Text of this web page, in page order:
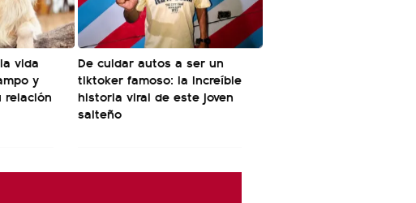
vida
y
relación
De cuidar autos a ser un
tiktoker famoso: la increíble
historia viral de este joven
salteño